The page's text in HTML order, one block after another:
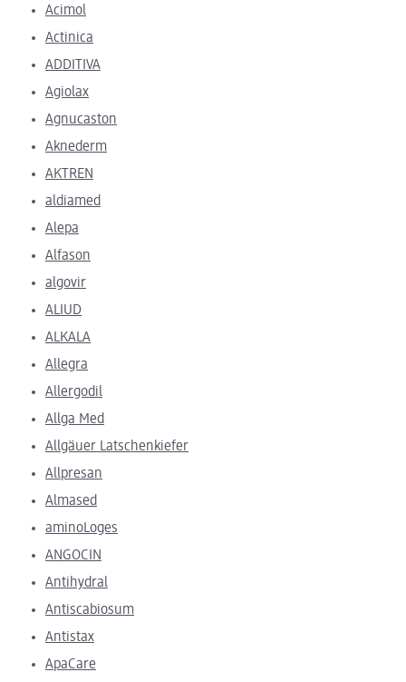
Acimol
Actinica
ADDITIVA
Agiolax
Agnucaston
Aknederm
AKTREN
aldiamed
Alepa
Alfason
algovir
ALIUD
ALKALA
Allegra
Allergodil
Allga Med
Allgäuer Latschenkiefer
Allpresan
Almased
aminoLoges
ANGOCIN
Antihydral
Antiscabiosum
Antistax
ApaCare